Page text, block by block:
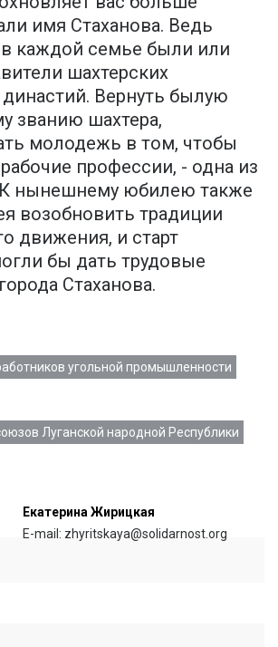
имя Стаханова. Ведь
в каждой семье были или
шахтерских
Вернуть былую
званию шахтера,
молодежь в том, чтобы
профессии, - одна из
К нынешнему юбилею также
возобновить традиции
движения, и старт
бы дать трудовые
Стаханова.
угольной промышленности
Луганской народной Республики
Екатерина Жирицкая
E-mail: zhyritskaya@solidarnost.org